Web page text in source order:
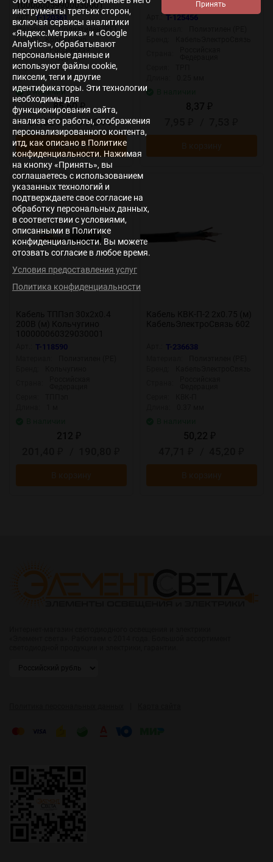
100000059900030001
Арт.: T-120361
Материал:
Полиэтилен (PE)
Бренд:
Кольчугино
Страна:
Российская
Федерация
Серия:
ТППэп
Длина:
1 м
В наличии
85,60₽
81,32₽/77,04₽
В корзину
T-125456
Заказ
T-118590 T-236638
инструменты третьих сторон,
включая сервисы аналитики
«Яндекс.Метрика» и «Google
Analytics», обрабатывают
персональные данные и
используют файлы cookie,
пиксели, теги и другие
идентификаторы. Эти технологии
необходимы для
функционирования сайта,
анализа его работы, отображения
персонализированного контента,
итд, как описано в Политике
конфиденциальности. Нажимая
на кнопку «Принять», вы
соглашаетесь с использованием
указанных технологий и
подтверждаете свое согласие на
обработку персональных данных,
в соответствии с условиями,
описанными в Политике
конфиденциальности. Вы можете
отозвать согласие в любое время.
Условия предоставления услуг
Политика конфиденциальности